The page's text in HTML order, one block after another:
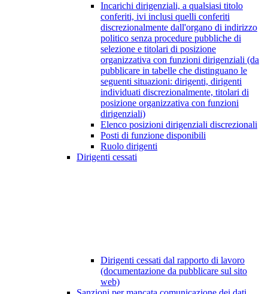
Incarichi dirigenziali, a qualsiasi titolo
conferiti, ivi inclusi quelli conferiti
discrezionalmente dall'organo di indirizzo
politico senza procedure pubbliche di
selezione e titolari di posizione
organizzativa con funzioni dirigenziali (da
pubblicare in tabelle che distinguano le
seguenti situazioni: dirigenti, dirigenti
individuati discrezionalmente, titolari di
posizione organizzativa con funzioni
dirigenziali)
Elenco posizioni dirigenziali discrezionali
Posti di funzione disponibili
Ruolo dirigenti
Dirigenti cessati
Dirigenti cessati dal rapporto di lavoro
(documentazione da pubblicare sul sito
web)